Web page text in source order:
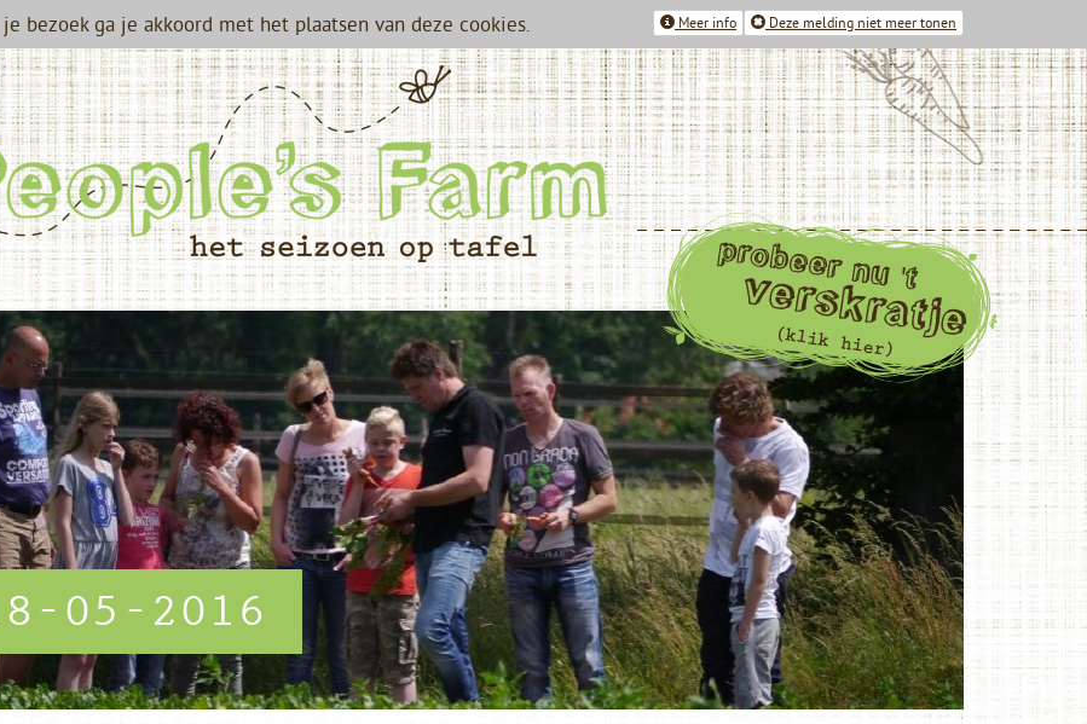
bezoek ga je akkoord met het plaatsen van deze cookies. Deze melding niet meer tonen
Meer info
05-2016